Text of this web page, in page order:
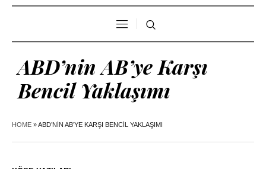
ABD’nin AB’ye Karşı
Bencil Yaklaşımı
HOME »ABD’NIN AB’YE KARŞI BENCIL YAKLAŞIMI